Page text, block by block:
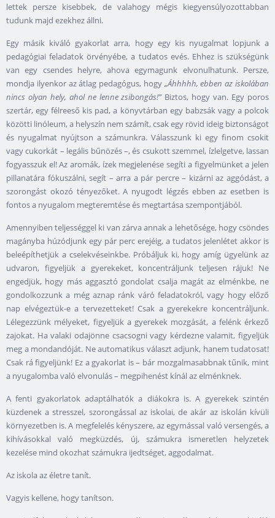
lettek persze kisebbek, de valahogy mégis kiegyensúlyozottabban
tudunk majd ezekhez állni.
Egy másik kiváló gyakorlat arra, hogy egy kis nyugalmat lopjunk a
pedagógiai feladatok örvényébe, a tudatos evés. Ehhez is szükségünk
van egy csendes helyre, ahova egymagunk elvonulhatunk. Persze,
mondja ilyenkor az átlag pedagógus, hogy „Áhhhhh, ebben az iskolában
nincs olyan hely, ahol ne lenne zsibongás!” Biztos, hogy van. Egy poros
szertár, egy félreeső kis pad, a könyvtárban egy babzsák vagy a polcok
közötti linóleum, a helyszín nem számít, csak egy rövid ideig biztonságot
és nyugalmat nyújtson a számunkra. Válasszunk ki egy finom csokit
vagy cukorkát – legális bűnözés –, és csukott szemmel, ízlelgetve, lassan
fogyasszuk el! Az aromák, ízek megjelenése segíti a figyelmünket a jelen
pillanatára fókuszálni, segít – arra a pár percre – kizárni az aggódást, a
szorongást okozó tényezőket. A nyugodt légzés ebben az esetben is
fontos a nyugalom megteremtése és megtartása szempontjából.
Amennyiben teljességgel ki van zárva annak a lehetősége, hogy csöndes
magányba húzódjunk egy pár perc erejéig, a tudatos jelenlétet akkor is
beleépíthetjük a cselekvéseinkbe. Próbáljuk ki, hogy amíg ügyelünk az
udvaron, figyeljük a gyerekeket, koncentráljunk teljesen rájuk! Ne
engedjük, hogy más aggasztó gondolat csalja magát az elménkbe, ne
gondolkozzunk a még aznap ránk váró feladatokról, vagy hogy előző
nap elvégeztük-e a tervezetteket! Csak a gyerekekre koncentráljunk.
Lélegezzünk mélyeket, figyeljük a gyerekek mozgását, a felénk érkező
zajokat. Ha valaki odajönne csacsogni vagy kérdezne valamit, figyeljük
meg a mondandóját. Ne automatikus választ adjunk, hanem tudatosat!
Csak rá figyeljünk! Ez a gyakorlat is – bár mozgalmasabbnak tűnik, mint
a nyugalomba való elvonulás – megpihenést kínál az elménknek.
A fenti gyakorlatok adaptálhatók a diákokra is. A gyerekek szintén
küzdenek a stresszel, szorongással az iskolai, de akár az iskolán kívüli
környezetben is. A megfelelés kényszere, az egymással való versengés, a
kihívásokkal való megküzdés, új, számukra ismeretlen helyzetek
kezelése mind okozhat számukra ijedtséget, aggodalmat.
Az iskola az életre tanít.
Vagyis kellene, hogy tanítson.